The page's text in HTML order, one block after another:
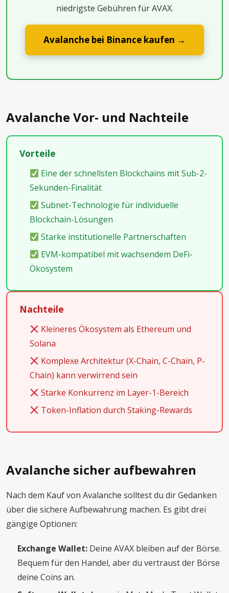
niedrigste Gebühren für AVAX.
Avalanche bei Binance kaufen →
Avalanche Vor- und Nachteile
Vorteile
Eine der schnellsten Blockchains mit Sub-2-
Sekunden-Finalität
Subnet-Technologie für individuelle
Blockchain-Lösungen
Starke institutionelle Partnerschaften
EVM-kompatibel mit wachsendem DeFi-
Ökosystem
Nachteile
Kleineres Ökosystem als Ethereum und
Solana
Komplexe Architektur (X-Chain, C-Chain, P-
Chain) kann verwirrend sein
Starke Konkurrenz im Layer-1-Bereich
Token-Inflation durch Staking-Rewards
Avalanche sicher aufbewahren
Nach dem Kauf von Avalanche solltest du dir Gedanken
über die sichere Aufbewahrung machen. Es gibt drei
gängige Optionen:
Exchange Wallet: Deine AVAX bleiben auf der Börse.
Bequem für den Handel, aber du vertraust der Börse
deine Coins an.